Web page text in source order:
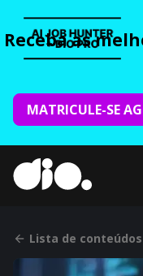
Receba as
MATRICULE-SE
Lista de conteúdos